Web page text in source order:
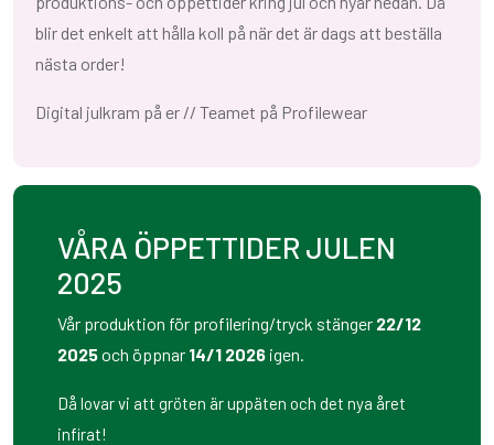
blir det enkelt att hålla koll på när det är dags att beställa
nästa order!
Digital julkram på er // Teamet på Profilewear
VÅRA ÖPPETTIDER JULEN
2025
Vår produktion för profilering/tryck stänger 22/12
2025och öppnar 14/1 2026 igen.
Då lovar vi att gröten är uppäten och det nya året
infirat!